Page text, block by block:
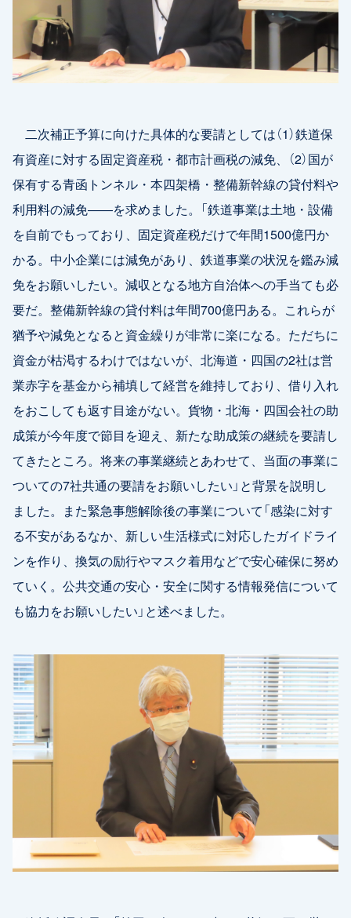
二次補正予算に向けた具体的な要請としては（1）鉄道保
有資産に対する固定資産税・都市計画税の減免、（2）国が
保有する青函トンネル・本四架橋・整備新幹線の貸付料や
利用料の減免――を求めました。「鉄道事業は土地・設備
を自前でもっており、固定資産税だけで年間1500億円か
かる。中小企業には減免があり、鉄道事業の状況を鑑み減
免をお願いしたい。減収となる地方自治体への手当ても必
要だ。整備新幹線の貸付料は年間700億円ある。これらが
猶予や減免となると資金繰りが非常に楽になる。ただちに
資金が枯渇するわけではないが、北海道・四国の2社は営
業赤字を基金から補填して経営を維持しており、借り入れ
をおこしても返す目途がない。貨物・北海・四国会社の助
成策が今年度で節目を迎え、新たな助成策の継続を要請し
てきたところ。将来の事業継続とあわせて、当面の事業に
ついての7社共通の要請をお願いしたい」と背景を説明し
ました。また緊急事態解除後の事業について「感染に対す
る不安があるなか、新しい生活様式に対応したガイドライ
ンを作り、換気の励行やマスク着用などで安心確保に努め
ていく。公共交通の安心・安全に関する情報発信について
も協力をお願いしたい」と述べました。